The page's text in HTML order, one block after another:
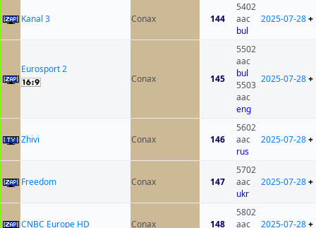
Kanal 3 Conax 144
5402
aac
bul
2025-07-28+
Eurosport 2
Conax
145
5502
aac
bul
5503
aac
eng
2025-07-28+
Zhivi Conax 146
5602
aac
rus
2025-07-28+
Freedom Conax 147
5702
aac
ukr
2025-07-28+
CNBC Europe HD Conax 148
5802
aac
2025-07-28+